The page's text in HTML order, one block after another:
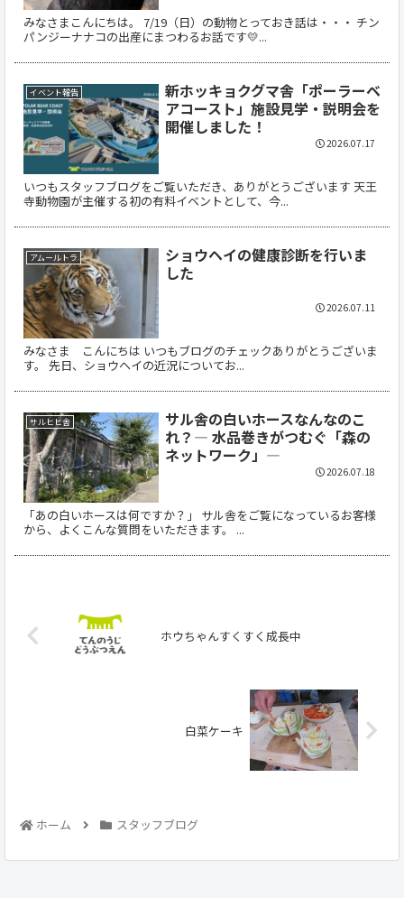
みなさまこんにちは。 7/19（日）の動物とっておき話は・・・ チン
パンジーナナコの出産にまつわるお話です💛...
イベント報告
新ホッキョクグマ舎「ポーラーベ
アコースト」施設見学・説明会を
開催しました！
いつもスタッフブログをご覧いただき、ありがとうございます 天王
寺動物園が主催する初の有料イベントとして、今...
2026.07.17
アムールトラ
ショウヘイの健康診断を行いま
した
みなさま こんにちは いつもブログのチェックありがとうございま
す。 先日、ショウヘイの近況についてお...
2026.07.11
サルヒヒ舎
サル舎の白いホースなんなのこ
れ？― 水品巻きがつむぐ「森の
ネットワーク」―
「あの白いホースは何ですか？」 サル舎をご覧になっているお客様
から、よくこんな質問をいただきます。 ...
2026.07.18
ホウちゃんすくすく成長中
白菜ケーキ
ホーム スタッフブログ